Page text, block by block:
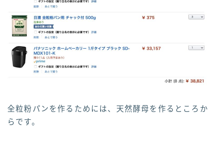
全粒粉パンを作るためには、天然酵母を作るところか
らです。